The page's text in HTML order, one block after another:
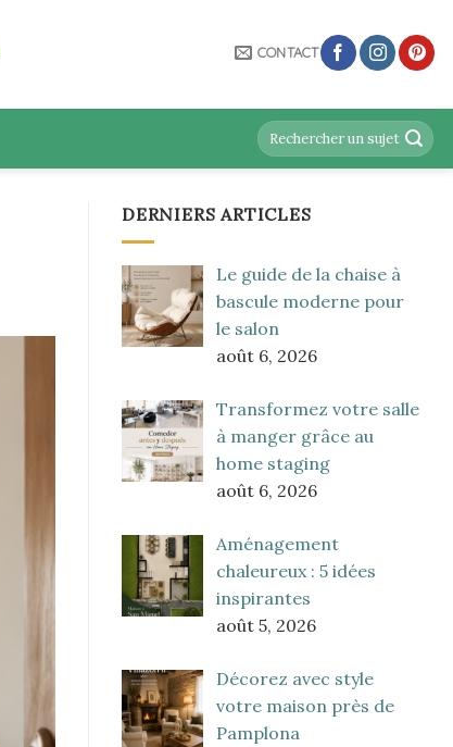
CONTACT
DERNIERS ARTICLES
Le guide de la chaise à
bascule moderne pour
le salon
août 6, 2026
Transformez votre salle
à manger grâce au
home staging
août 6, 2026
Aménagement
chaleureux : 5 idées
inspirantes
août 5, 2026
Décorez avec style
votre maison près de
Pamplona